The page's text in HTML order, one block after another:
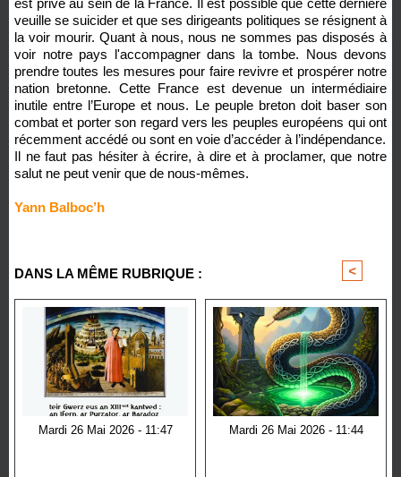
veuille se suicider et que ses dirigeants politiques se résignent à
la voir mourir. Quant à nous, nous ne sommes pas disposés à
voir notre pays l'accompagner dans la tombe. Nous devons
prendre toutes les mesures pour faire revivre et prospérer notre
nation bretonne. Cette France est devenue un intermédiaire
inutile entre l’Europe et nous. Le peuple breton doit baser son
combat et porter son regard vers les peuples européens qui ont
récemment accédé ou sont en voie d’accéder à l’indépendance.
Il ne faut pas hésiter à écrire, à dire et à proclamer, que notre
salut ne peut venir que de nous-mêmes.
Yann Balboc’h
DANS LA MÊME RUBRIQUE : <
Mardi 26 Mai 2026 - 11:47 Mardi 26 Mai 2026 - 11:44